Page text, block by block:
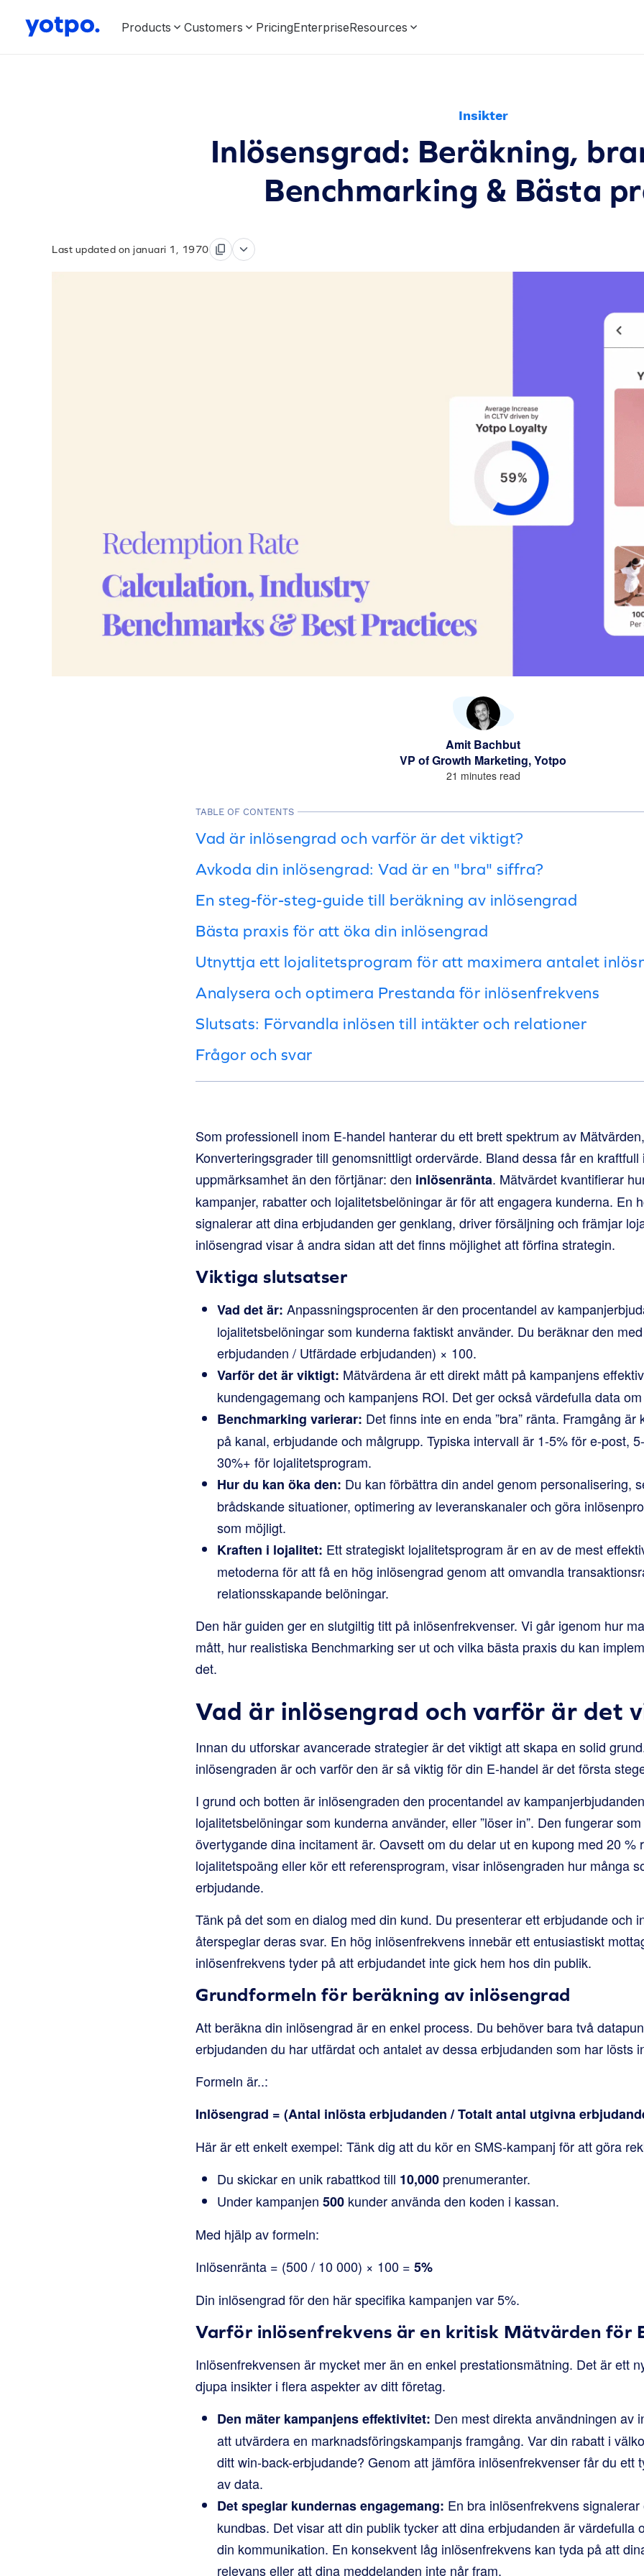
Products Customers PricingEnterpriseResources
Insikter
Inlösensgrad: Beräkning,
Benchmarking & Bästa
Last updated on januari 1, 1970
Amit Bachbut
VP of Growth Marketing, Yotpo
21 minutes read
TABLE OF CONTENTS
Vad är inlösengrad och varför är det viktigt?
Avkoda din inlösengrad: Vad är en "bra" siffra?
En steg-för-steg-guide till beräkning av inlösengrad
Bästa praxis för att öka din inlösengrad
Utnyttja ett lojalitetsprogram för att maximera antalet
Analysera och optimera Prestanda för inlösenfrekvens
Slutsats: Förvandla inlösen till intäkter och relationer
Frågor och svar
Som professionell inom E-handel hanterar du ett brett spektrum av
Konverteringsgrader till genomsnittligt ordervärde. Bland dessa får en
uppmärksamhet än den förtjänar: den inlösenränta. Mätvärdet kvantifierar
kampanjer, rabatter och lojalitetsbelöningar är för att engagera kunderna. En
signalerar att dina erbjudanden ger genklang, driver försäljning och främjar
inlösengrad visar å andra sidan att det finns möjlighet att förfina strategin.
Viktiga slutsatser
Vad det är: Anpassningsprocenten är den procentandel av
lojalitetsbelöningar som kunderna faktiskt använder. Du beräknar den
erbjudanden / Utfärdade erbjudanden) × 100.
Varför det är viktigt: Mätvärdena är ett direkt mått på kampanjens
kundengagemang och kampanjens ROI. Det ger också värdefulla data
Benchmarking varierar: Det finns inte en enda ”bra” ränta. Framgång
på kanal, erbjudande och målgrupp. Typiska intervall är 1-5% för e-post,
30%+ för lojalitetsprogram.
Hur du kan öka den: Du kan förbättra din andel genom personalisering,
brådskande situationer, optimering av leveranskanaler och göra
som möjligt.
Kraften i lojalitet: Ett strategiskt lojalitetsprogram är en av de mest
metoderna för att få en hög inlösengrad genom att omvandla
relationsskapande belöningar.
Den här guiden ger en slutgiltig titt på inlösenfrekvenser. Vi går igenom hur
mått, hur realistiska Benchmarking ser ut och vilka bästa praxis du kan
det.
Vad är inlösengrad och varför är det
Innan du utforskar avancerade strategier är det viktigt att skapa en solid
inlösengraden är och varför den är så viktig för din E-handel är det första
I grund och botten är inlösengraden den procentandel av
lojalitetsbelöningar som kunderna använder, eller ”löser in”. Den fungerar
övertygande dina incitament är. Oavsett om du delar ut en kupong med 20 %
lojalitetspoäng eller kör ett referensprogram, visar inlösengraden hur många
erbjudande.
Tänk på det som en dialog med din kund. Du presenterar ett erbjudande och
återspeglar deras svar. En hög inlösenfrekvens innebär ett entusiastiskt
inlösenfrekvens tyder på att erbjudandet inte gick hem hos din publik.
Grundformeln för beräkning av inlösengrad
Att beräkna din inlösengrad är en enkel process. Du behöver bara två
erbjudanden du har utfärdat och antalet av dessa erbjudanden som har lösts
Formeln är..:
Inlösengrad = (Antal inlösta erbjudanden / Totalt antal utgivna
Här är ett enkelt exempel: Tänk dig att du kör en SMS-kampanj för att göra
Du skickar en unik rabattkod till 10,000 prenumeranter.
Under kampanjen 500 kunder använda den koden i kassan.
Med hjälp av formeln:
Inlösenränta = (500 / 10 000) × 100 = 5%
Din inlösengrad för den här specifika kampanjen var 5%.
Varför inlösenfrekvens är en kritisk Mätvärden för
Inlösenfrekvensen är mycket mer än en enkel prestationsmätning. Det är ett
djupa insikter i flera aspekter av ditt företag.
Den mäter kampanjens effektivitet: Den mest direkta användningen av
att utvärdera en marknadsföringskampanjs framgång. Var din rabatt i
ditt win-back-erbjudande? Genom att jämföra inlösenfrekvenser får du ett
av data.
Det speglar kundernas engagemang: En bra inlösenfrekvens
kundbas. Det visar att din publik tycker att dina erbjudanden är värdefulla
din kommunikation. En konsekvent låg inlösenfrekvens kan tyda på att
relevans eller att dina meddelanden inte når fram.